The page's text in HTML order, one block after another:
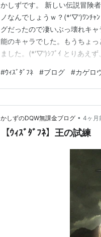
かしずです。 新しい伝説冒険
ノなんでしょうｗ？(*'▽')ﾜﾝﾁｬ
グだったので凄いぶっ壊れキ
能のキャラでした。もうちょ
ました。(*'▽')ｼﾌﾞｲ とりあえず
ｶﾞｽｺﾞｲ そしてガチャと同時に
ち…
#ｳｨｽﾞﾀﾞﾌﾈ #ブログ #カゲロ
かしずのDQW無課金ブログ • 4ヶ月
【ｳｨｽﾞﾀﾞﾌﾈ】王の試練